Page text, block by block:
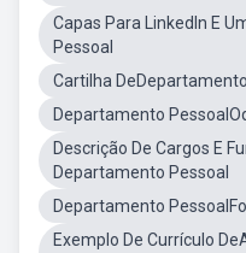
Capas Para LinkedIn E
Pessoal
Cartilha
Departamento
Descrição De Cargos E
Departamento Pessoal
Departamento
Exemplo De Currículo